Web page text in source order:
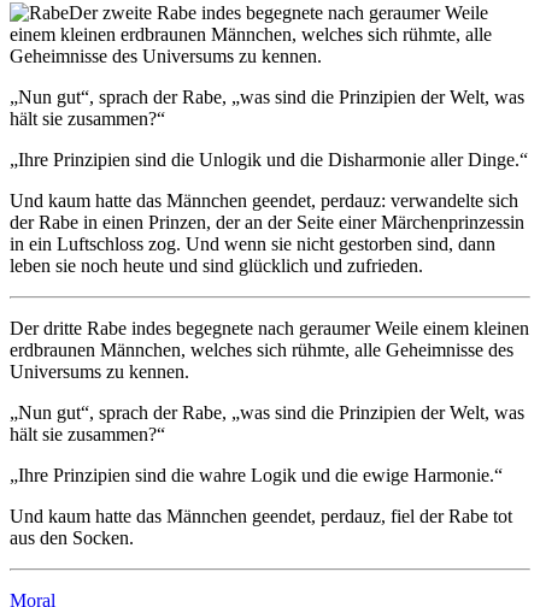
Der zweite Rabe indes begegnete nach geraumer Weile
einem kleinen erdbraunen Männchen, welches sich rühmte, alle
Geheimnisse des Universums zu kennen.
„Nun gut“, sprach der Rabe, „was sind die Prinzipien der Welt, was
hält sie zusammen?“
„Ihre Prinzipien sind die Unlogik und die Disharmonie aller Dinge.“
Und kaum hatte das Männchen geendet, perdauz: verwandelte sich
der Rabe in einen Prinzen, der an der Seite einer Märchenprinzessin
in ein Luftschloss zog. Und wenn sie nicht gestorben sind, dann
leben sie noch heute und sind glücklich und zufrieden.
Der dritte Rabe indes begegnete nach geraumer Weile einem kleinen
erdbraunen Männchen, welches sich rühmte, alle Geheimnisse des
Universums zu kennen.
„Nun gut“, sprach der Rabe, „was sind die Prinzipien der Welt, was
hält sie zusammen?“
„Ihre Prinzipien sind die wahre Logik und die ewige Harmonie.“
Und kaum hatte das Männchen geendet, perdauz, fiel der Rabe tot
aus den Socken.
Moral